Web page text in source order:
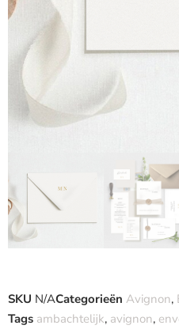
SKU N/ACategorieën Avignon,
Tags ambachtelijk, avignon,